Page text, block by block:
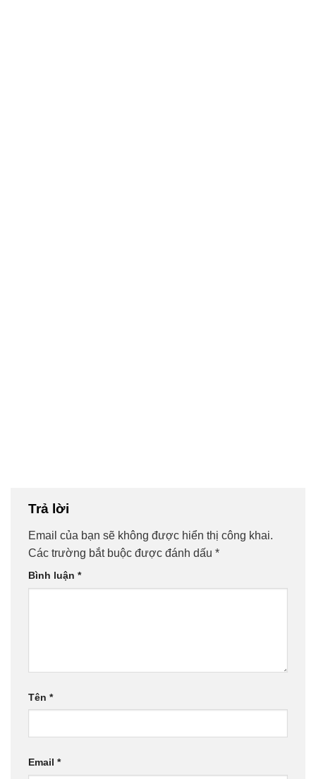
Trả lời
Email của bạn sẽ không được hiển thị công khai.
Các trường bắt buộc được đánh dấu *
Bình luận *
Tên *
Email *